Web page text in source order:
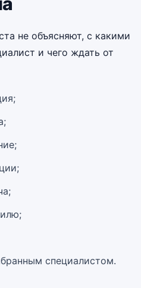
не объясняют, с какими
и чего ждать от
специалистом.